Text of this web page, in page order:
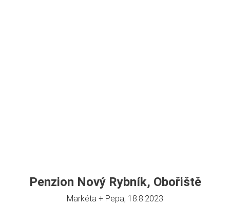
Penzion Nový Rybník, Obořiště
Markéta + Pepa, 18.8.2023